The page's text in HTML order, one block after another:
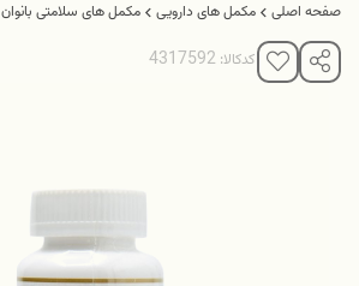
صفحه اصلی مکمل های دارویی مکمل های سلامتی بانوان
کدکالا: